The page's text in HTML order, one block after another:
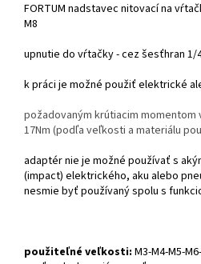
FORTUM nadstavec nitovací na
M8
upnutie do vŕtačky - cez šesťhran 1/
k práci je možné použiť elektrické
požadovaným krútiacim momentom
17Nm (podľa veľkosti a materiálu
adaptér nie je možné používať s
(impact) elektrického, aku alebo
nesmie byť používaný spolu s
použiteľné veľkosti: M3-M4-M5-